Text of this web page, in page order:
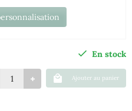
En stock
Ajouter au panier